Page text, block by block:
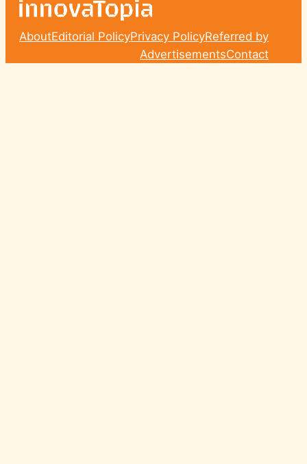
AboutEditorial PolicyPrivacy PolicyReferred by
AdvertisementsContact